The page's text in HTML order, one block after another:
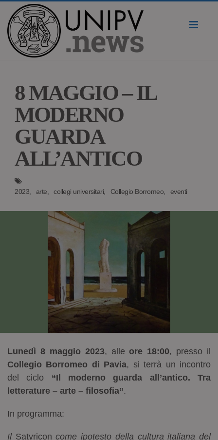
8 MAGGIO – IL
MODERNO
GUARDA
ALL’ANTICO
2023 arte collegi universitari Collegio Borromeo eventi
Lunedì 8 maggio 2023, alle ore 18:00, presso il
Collegio Borromeo di Pavia, si terrà un incontro
del ciclo “Il moderno guarda all’antico. Tra
letterature – arte – filosofia”.
In programma:
Il Satyricon come ipotesto della cultura italiana del